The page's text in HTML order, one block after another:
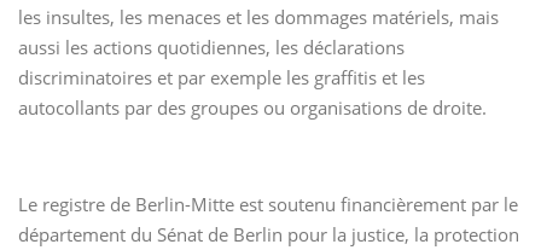
les insultes, les menaces et les dommages matériels, mais
aussi les actions quotidiennes, les déclarations
discriminatoires et par exemple les graffitis et les
autocollants par des groupes ou organisations de droite.
Le registre de Berlin-Mitte est soutenu financièrement par le
département du Sénat de Berlin pour la justice, la protection